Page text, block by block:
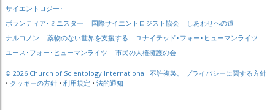
サイエントロジー･
ボランティア･ミニスター
国際サイエントロジスト協会
しあわせへの道
ナルコノン
薬物のない世界を支援する
ユナイテッド･フォー･ヒューマンライツ
ユース･フォー･ヒューマンライツ
市民の人権擁護の会
© 2026 Church of Scientology International. 不許複製。 プライバシーに関する方針
• クッキーの方針 • 利用規定 • 法的通知